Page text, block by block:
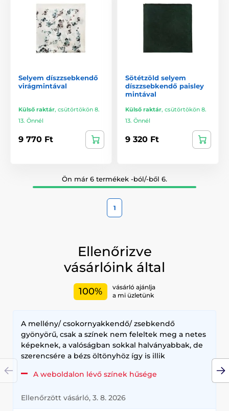
Selyem díszzsebkendő
virágmintával
Külső raktár, csütörtökön 8.
13. Önnél
9 770 Ft
Sötétzöld selyem
díszzsebkendő paisley
mintával
Külső raktár, csütörtökön 8.
13. Önnél
9 320 Ft
Ön már 6 termékek -ból/-ből 6.
1
Ellenőrizve
vásárlóink által
100%
vásárló ajánlja
a mi üzletünk
A mellény/ csokornyakkendő/ zsebkendő
gyönyörű, csak a színek nem feleltek meg a netes
képeknek, a valóságban sokkal halványabbak, de
szerencsére a bézs öltönyhöz így is illik
A weboldalon lévő színek hűsége
Ellenőrzött vásárló, 3. 8. 2026